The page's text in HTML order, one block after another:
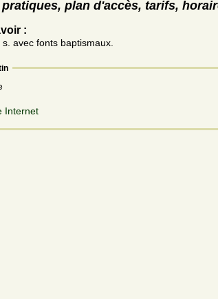
plan d'accès, tarifs,
:
avec fonts baptismaux.
Internet